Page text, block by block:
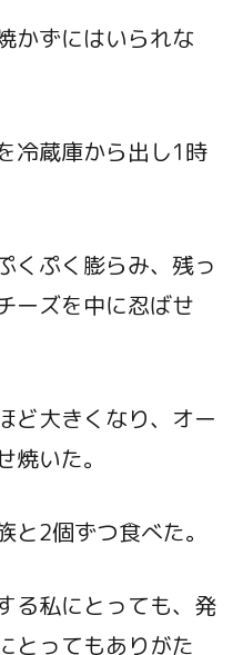
かずにはいられな
冷蔵庫から出し1時
くぷく膨らみ、残っ
ーズを中に忍ばせ
ど大きくなり、オー
いた。
と2個ずつ食べた。
る私にとっても、発
とってもありがた